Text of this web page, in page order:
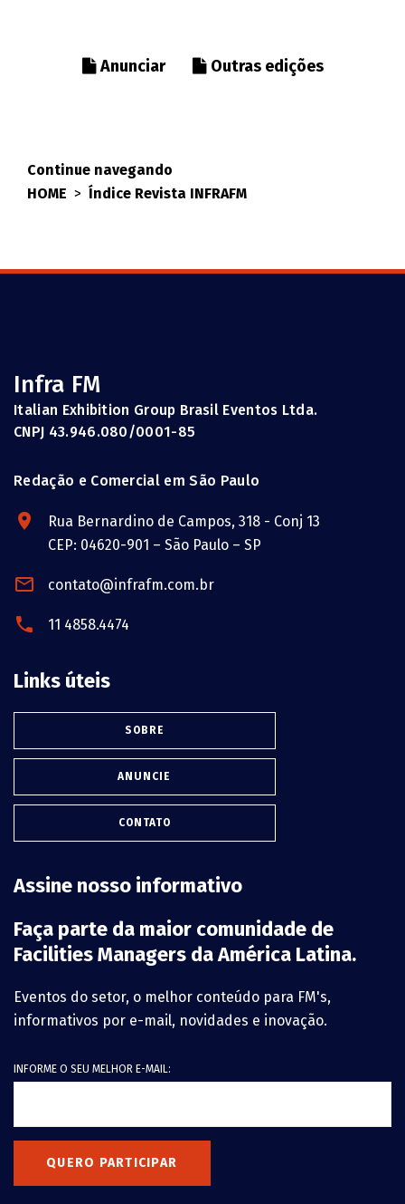
Anunciar Outras edições
Continue navegando
HOME > Índice Revista INFRAFM
Infra FM
Italian Exhibition Group Brasil Eventos Ltda.
CNPJ 43.946.080/0001-85
Redação e Comercial em São Paulo
Rua Bernardino de Campos, 318 - Conj 13
CEP: 04620-901 – São Paulo – SP
contato@infrafm.com.br
11 4858.4474
Links úteis
SOBRE
ANUNCIE
CONTATO
Assine nosso informativo
Faça parte da maior comunidade de
Facilities Managers da América Latina.
Eventos do setor, o melhor conteúdo para FM's,
informativos por e-mail, novidades e inovação.
INFORME O SEU MELHOR E-MAIL:
QUERO PARTICIPAR